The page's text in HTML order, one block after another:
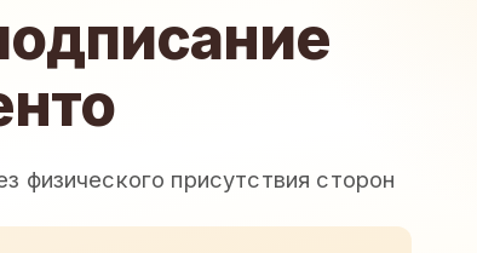
физического присутствия сторон